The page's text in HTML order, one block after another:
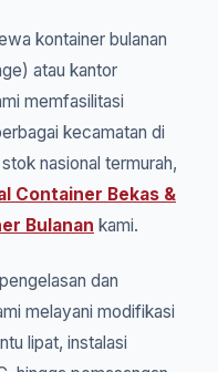
kontainer bulanan
atau kantor
memfasilitasi
kecamatan di
nasional termurah,
Container Bekas &
Bulanan kami.
dan
melayani modifikasi
lipat, instalasi